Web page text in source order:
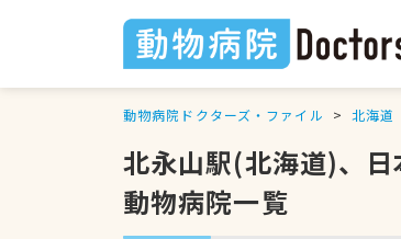
動物病院ドクターズ・ファイル 北海道
北永山駅(北海道)、日
動物病院一覧